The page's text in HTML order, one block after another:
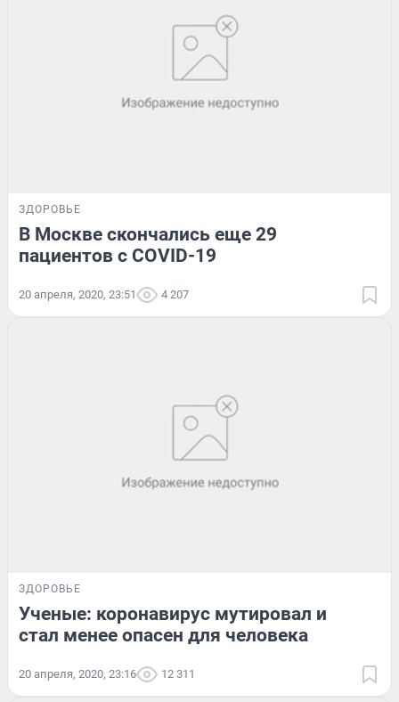
ЗДОРОВЬЕ
В Москве скончались еще 29
пациентов с COVID-19
20 апреля, 2020, 23:51 4 207
ЗДОРОВЬЕ
Ученые: коронавирус мутировал и
стал менее опасен для человека
20 апреля, 2020, 23:16 12 311